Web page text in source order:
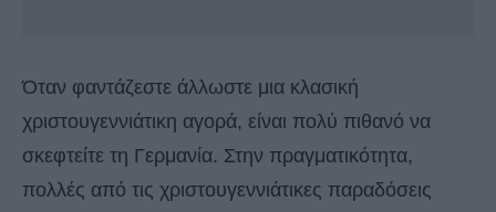
Όταν φαντάζεστε άλλωστε μια κλασική
χριστουγεννιάτικη αγορά, είναι πολύ πιθανό να
σκεφτείτε τη Γερμανία. Στην πραγματικότητα,
πολλές από τις χριστουγεννιάτικες παραδόσεις